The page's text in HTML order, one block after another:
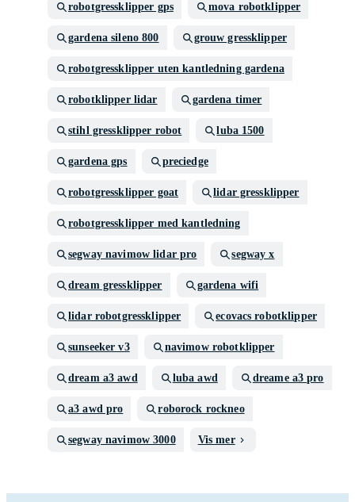
robotgressklipper gps mova robotklipper
gardena sileno 800 grouw gressklipper
robotgressklipper uten kantledning gardena
robotklipper lidar gardena timer
stihl gressklipper robot luba 1500
gardena gps preciedge
robotgressklipper goat lidar gressklipper
robotgressklipper med kantledning
segway navimow lidar pro segway x
dream gressklipper gardena wifi
lidar robotgressklipper ecovacs robotklipper
sunseeker v3 navimow robotklipper
dream a3 awd luba awd dreame a3 pro
a3 awd pro roborock rockneo
segway navimow 3000 Vis mer